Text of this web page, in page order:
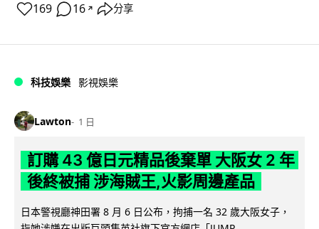
169 16 ↗ 分享
科技娛樂 影視娛樂
Lawton 1 日
訂購 43 億日元精品後棄單 大阪女 2 年
後終被捕 涉海賊王,火影周邊產品
日本警視廳神田署 8 月 6 日公布，拘捕一名 32 歲大阪女子，